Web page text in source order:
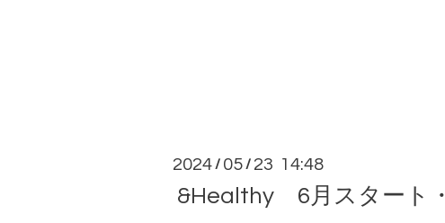
2024 / 05 / 23 14:48
&Healthy 6月スタート・